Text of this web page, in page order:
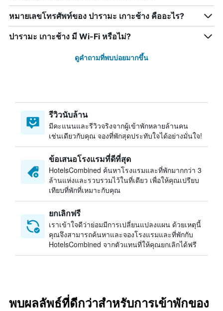
หมายเลขโทรศัพท์ของ ปารามะ เกาะช้าง คืออะไร?
ปารามะ เกาะช้าง มี Wi-Fi หรือไม่?
ดูคำถามที่พบบ่อยมากขึ้น
รีวิวนับล้าน
มีคะแนนและรีวิวจริงจากผู้เข้าพักหลายล้านคน
เช่นเดียวกับคุณ จองที่พักสุดประทับใจได้อย่างมั่นใจ!
ข้อเสนอโรงแรมที่ดีที่สุด
HotelsCombined ค้นหาโรงแรมและที่พักมากกว่า 3
ล้านแห่งและรวบรวมไว้ในที่เดียว เพื่อให้คุณเปรียบ
เทียบที่พักที่เหมาะกับคุณ
ยกเลิกฟรี
เราเข้าใจดีว่าย่อมมีการเปลี่ยนแปลงแผน ด้วยเหตุนี้
คุณจึงสามารถค้นหาและจองโรงแรมและที่พักกับ
HotelsCombined จากตัวแทนที่ให้คุณยกเลิกได้ฟรี
พบผลลัพธ์ที่ดีกว่าสำหรับการเข้าพักของ